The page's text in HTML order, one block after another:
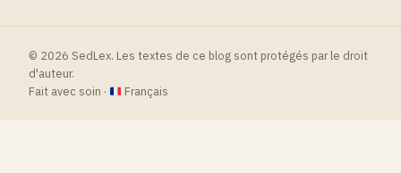
© 2026 SedLex. Les textes de ce blog sont protégés par le droit
d'auteur.
Fait avec soin ·
Français